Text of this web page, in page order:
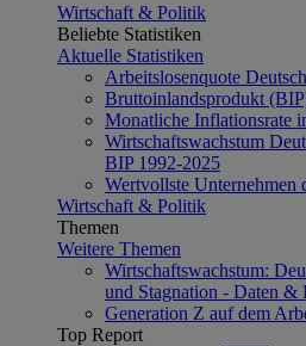
Wirtschaft & Politik
Beliebte Statistiken
Aktuelle Statistiken
Arbeitslosenquote
Bruttoinlandsprodukt
Monatliche Inflationsrate
Wirtschaftswachstum
BIP 1992-2025
Wertvollste Unternehmen
Wirtschaft & Politik
Themen
Weitere Themen
Wirtschaftswachstum:
und Stagnation - Daten &
Generation Z auf dem
Top Report